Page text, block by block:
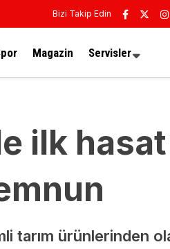
Bizi Takip Edin
Magazin Servisler
ilk hasat
tarım ürünlerinden